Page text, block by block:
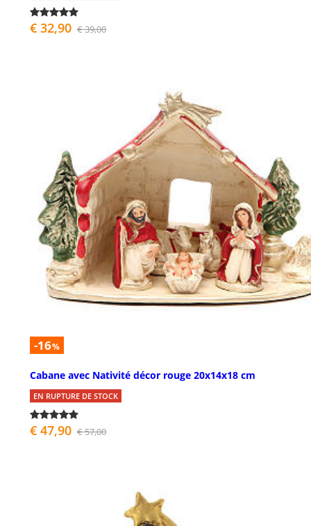
€ 32,90 € 39,00
-16%
Cabane avec Nativité décor rouge 20x14x18 cm
EN RUPTURE DE STOCK
€ 47,90 € 57,00